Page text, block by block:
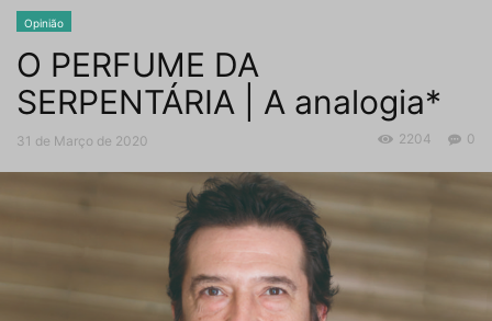
Opinião
O PERFUME DA
SERPENTÁRIA | A analogia*
31 de Março de 2020 0
2204